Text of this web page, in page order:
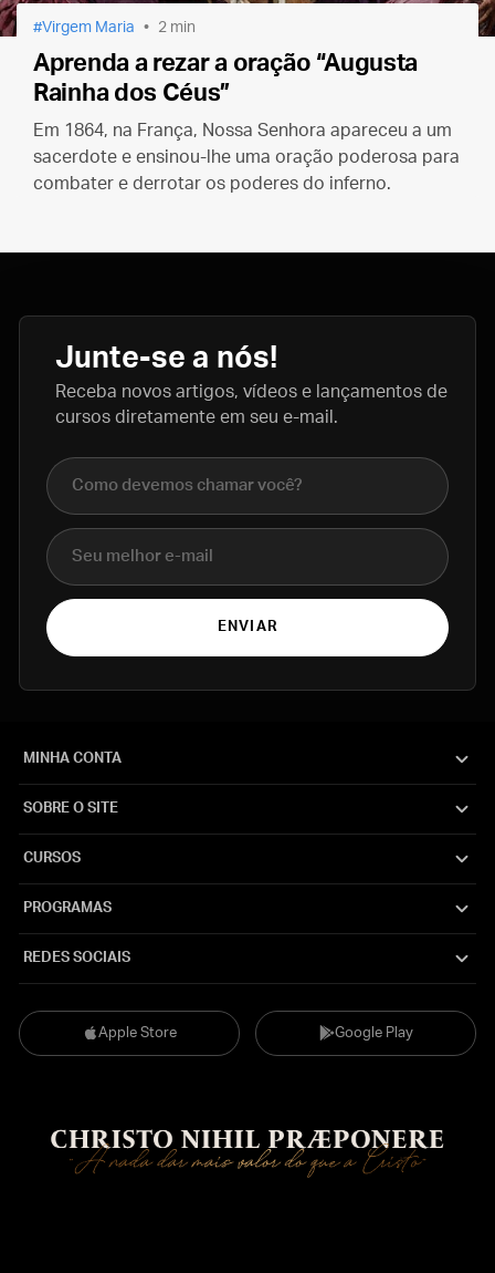
Virgem Maria 2 min
Aprenda a rezar a oração “Augusta
Rainha dos Céus”
Em 1864, na França, Nossa Senhora apareceu a um
sacerdote e ensinou-lhe uma oração poderosa para
combater e derrotar os poderes do inferno.
Junte-se a nós!
Receba novos artigos, vídeos e lançamentos de
cursos diretamente em seu e-mail.
Nome completo
E-mail
ENVIAR
Apple Store Google Play
MINHA CONTA
SOBRE O SITE
CURSOS
PROGRAMAS
REDES SOCIAIS